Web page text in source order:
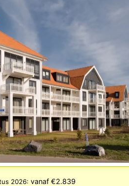
2026: vanaf €2.839